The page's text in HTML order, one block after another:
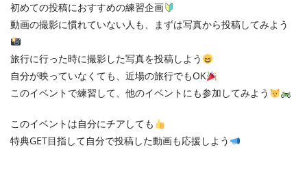
初めての投稿におすすめの練習企画
動画の撮影に慣れていない人も、まずは写真から投稿してみよう
旅行に行った時に撮影した写真を投稿しよう
自分が映っていなくても、近場の旅行でもOK
このイベントで練習して、他のイベントにも参加してみよう
このイベントは自分にチアしても
特典GET目指して自分で投稿した動画も応援しよう